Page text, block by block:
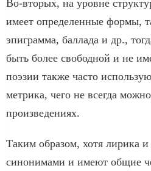
Во-вторых, на уровне
имеет определенные формы,
эпиграмма, баллада и др.,
быть более свободной и не
поэзии также часто
метрика, чего не всегда
произведениях.
Таким образом, хотя лирика и
синонимами и имеют общие